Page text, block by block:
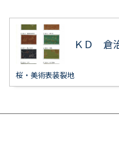
ＫＤ 倉
桜・美術表装裂地